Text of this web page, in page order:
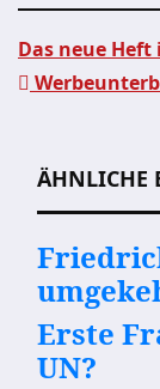
Das neue Heft
ÄHNLICHE
Erste
UN?